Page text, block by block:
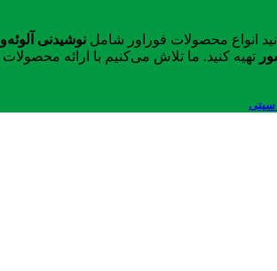
انواع محصولات فوراور شامل نوشیدنی
تهیه کنید. ما تلاش می‌کنیم با ارائه